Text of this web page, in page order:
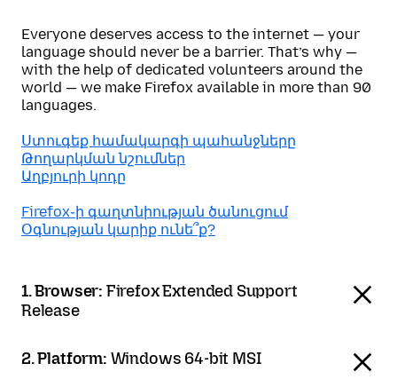
Everyone deserves access to the internet — your
language should never be a barrier. That’s why —
with the help of dedicated volunteers around the
world — we make Firefox available in more than 90
languages.
Ստուգեք համակարգի պահանջները
Թողարկման նշումներ
Աղբյուրի կոդը
Firefox֊ի գաղտնիության ծանուցում
Օգնության կարիք ունե՞ք?
1. Browser: Firefox Extended Support
Release
2. Platform: Windows 64-bit MSI